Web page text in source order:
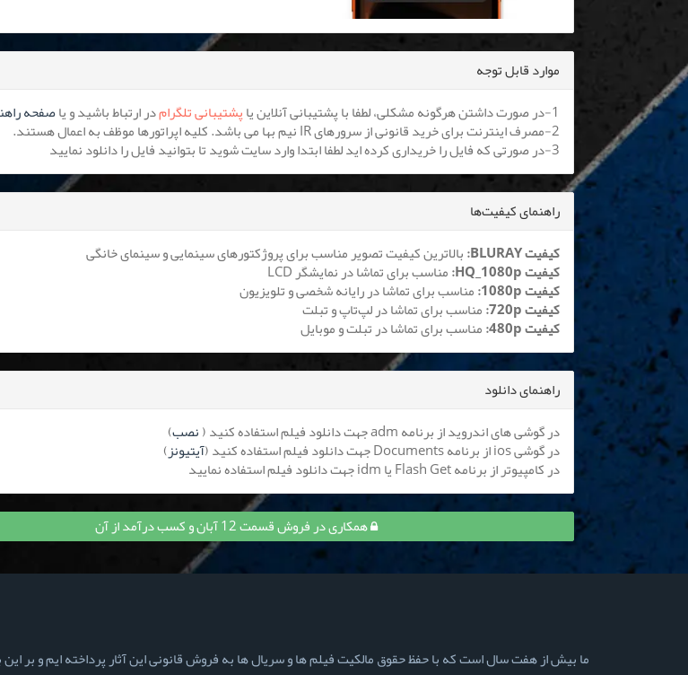
موارد قابل توجه
1-در صورت داشتن هرگونه مشکلی، لطفا با پشتیبانی آنلاین یا
پشتیبانی تلگرامدر ارتباط باشید و یاصفحه
2-مصرف اینترنت برای خرید قانونی از سرورهای IR نیم بها می باشد. کلیه اپراتورها موظف به اعمال هستند.
3-در صورتی که فایل را خریداری کرده اید لطفا ابتدا وارد سایت شوید تا بتوانید فایل را دانلود نمایید
راهنمای کیفیت‌ها
کیفیت BLURAY:
بالاترین کیفیت تصویر مناسب برای پروژکتورهای سینمایی و سینمای خانگی
کیفیت HQ_1080p: مناسب برای تماشا در نمایشگر LCD
کیفیت 1080p: مناسب برای تماشا در رایانه شخصی و تلویزیون
کیفیت 720p: مناسب برای تماشا در لپ‌تاپ و تبلت
کیفیت 480p: مناسب برای تماشا در تبلت و موبایل
راهنمای دانلود
در گوشی های اندروید از برنامه adm جهت دانلود فیلم استفاده کنید (
نصب)
در گوشی ios از برنامه Documents جهت دانلود فیلم استفاده کنید ( آیتیونز)
در کامپیوتر از برنامه Flash Get یا idm جهت دانلود فیلم استفاده نمایید
همکاری در فروش قسمت 12 آبان و کسب درآمد از آن
ما بیش از هفت سال است که با حفظ حقوق مالکیت فیلم ها و سریال ها به فروش قانونی این آثار پرداخته ایم و بر